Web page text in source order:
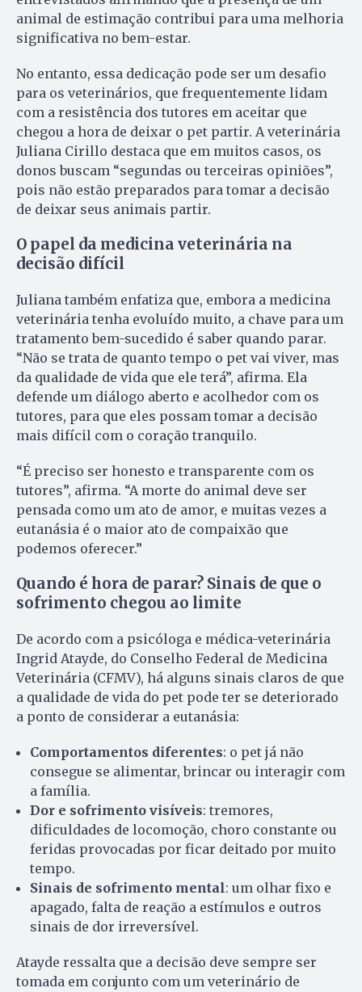
animal de estimação contribui para uma melhoria
significativa no bem-estar.
No entanto, essa dedicação pode ser um desafio
para os veterinários, que frequentemente lidam
com a resistência dos tutores em aceitar que
chegou a hora de deixar o pet partir. A veterinária
Juliana Cirillo destaca que em muitos casos, os
donos buscam “segundas ou terceiras opiniões”,
pois não estão preparados para tomar a decisão
de deixar seus animais partir.
O papel da medicina veterinária na
decisão difícil
Juliana também enfatiza que, embora a medicina
veterinária tenha evoluído muito, a chave para um
tratamento bem-sucedido é saber quando parar.
“Não se trata de quanto tempo o pet vai viver, mas
da qualidade de vida que ele terá”, afirma. Ela
defende um diálogo aberto e acolhedor com os
tutores, para que eles possam tomar a decisão
mais difícil com o coração tranquilo.
“É preciso ser honesto e transparente com os
tutores”, afirma. “A morte do animal deve ser
pensada como um ato de amor, e muitas vezes a
eutanásia é o maior ato de compaixão que
podemos oferecer.”
Quando é hora de parar? Sinais de que o
sofrimento chegou ao limite
De acordo com a psicóloga e médica-veterinária
Ingrid Atayde, do Conselho Federal de Medicina
Veterinária (CFMV), há alguns sinais claros de que
a qualidade de vida do pet pode ter se deteriorado
a ponto de considerar a eutanásia:
Comportamentos diferentes: o pet já não
consegue se alimentar, brincar ou interagir com
a família.
Dor e sofrimento visíveis: tremores,
dificuldades de locomoção, choro constante ou
feridas provocadas por ficar deitado por muito
tempo.
Sinais de sofrimento mental: um olhar fixo e
apagado, falta de reação a estímulos e outros
sinais de dor irreversível.
Atayde ressalta que a decisão deve sempre ser
tomada em conjunto com um veterinário de